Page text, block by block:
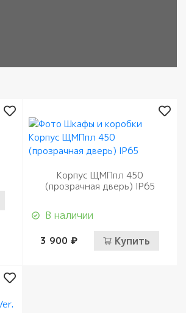
Корпус ЩМПпл 450
(прозрачная дверь) IP65
В наличии
3 900 ₽ Купить